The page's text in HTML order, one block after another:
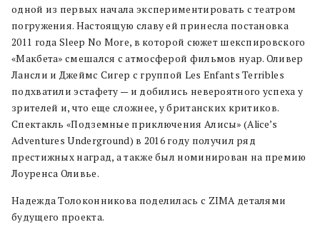
одной из первых начала экспериментировать с театром
погружения. Настоящую славу ей принесла постановка
2011 года Sleep No More, в которой сюжет шекспировского
«Макбета» смешался с атмосферой фильмов нуар. Оливер
Лансли и Джеймс Сигер с группой Les Enfants Terribles
подхватили эстафету — и добились невероятного успеха у
зрителей и, что еще сложнее, у британских критиков.
Спектакль «Подземные приключения Алисы» (Alice’s
Adventures Underground) в 2016 году получил ряд
престижных наград, а также был номинирован на премию
Лоуренса Оливье.
Надежда Толоконникова поделилась с ZIMA деталями
будущего проекта.